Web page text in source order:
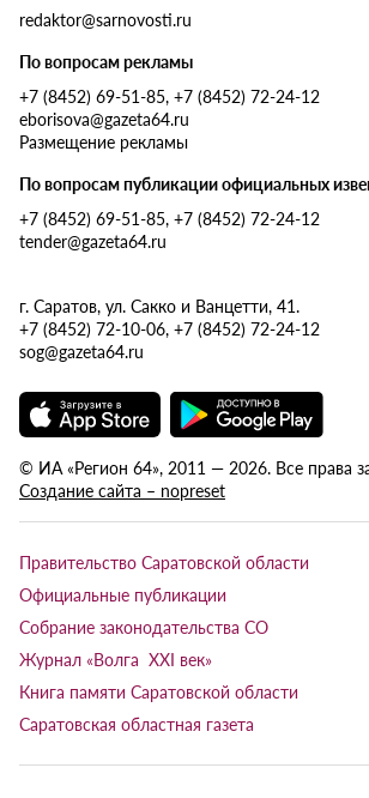
redaktor@sarnovosti.ru
По вопросам рекламы
+7 (8452) 69-51-85, +7 (8452) 72-24-12
eborisova@gazeta64.ru
Размещение рекламы
По вопросам публикации официальных
+7 (8452) 69-51-85, +7 (8452) 72-24-12
tender@gazeta64.ru
г. Саратов, ул. Сакко и Ванцетти, 41.
+7 (8452) 72-10-06, +7 (8452) 72-24-12
sog@gazeta64.ru
© ИА «Регион 64», 2011 — 2026. Все права
Создание сайта – nopreset
Правительство Саратовской области
Официальные публикации
Собрание законодательства СО
Журнал «Волга XXI век»
Книга памяти Саратовской области
Саратовская областная газета